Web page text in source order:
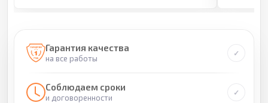
Гарантия качества
на все работы
Соблюдаем сроки
и договоренности